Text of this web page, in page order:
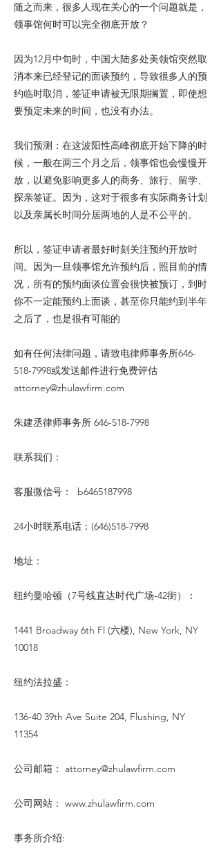
随之而来，很多人现在关心的一个问题就是，
领事馆何时可以完全彻底开放？
因为12月中旬时，中国大陆多处美领馆突然取
消本来已经登记的面谈预约，导致很多人的预
约临时取消，签证申请被无限期搁置，即使想
要预定未来的时间，也没有办法。
我们预测：在这波阳性高峰彻底开始下降的时
候，一般在两三个月之后，领事馆也会慢慢开
放，以避免影响更多人的商务、旅行、留学、
探亲签证。因为，这对于很多有实际商务计划
以及亲属长时间分居两地的人是不公平的。
所以，签证申请者最好时刻关注预约开放时
间。因为一旦领事馆允许预约后，照目前的情
况，所有的预约面谈位置会很快被预订，到时
你不一定能预约上面谈，甚至你只能约到半年
之后了，也是很有可能的
如有任何法律问题，请致电律师事务所646-
518-7998或发送邮件进行免费评估
attorney@zhulawfirm.com
朱建丞律师事务所 646-518-7998
联系我们：
客服微信号： b6465187998
24小时联系电话：(646)518-7998
地址：
纽约曼哈顿（7号线直达时代广场-42街）：
1441 Broadway 6th Fl (六楼), New York, NY
10018
纽约法拉盛：
136-40 39th Ave Suite 204, Flushing, NY
11354
公司邮箱： attorney@zhulawfirm.com
公司网站： www.zhulawfirm.com
事务所介绍: